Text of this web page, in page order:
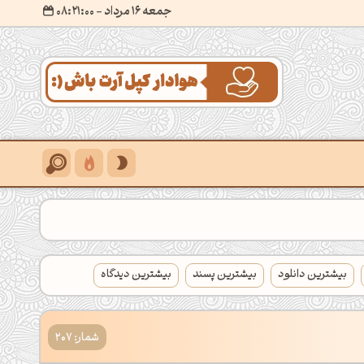
جمعه 16 مرداد
- ۰۸:۲۱:۰۱
بیشترین دانلود بیشترین پسند بیشترین دیدگاه
شمار: 207